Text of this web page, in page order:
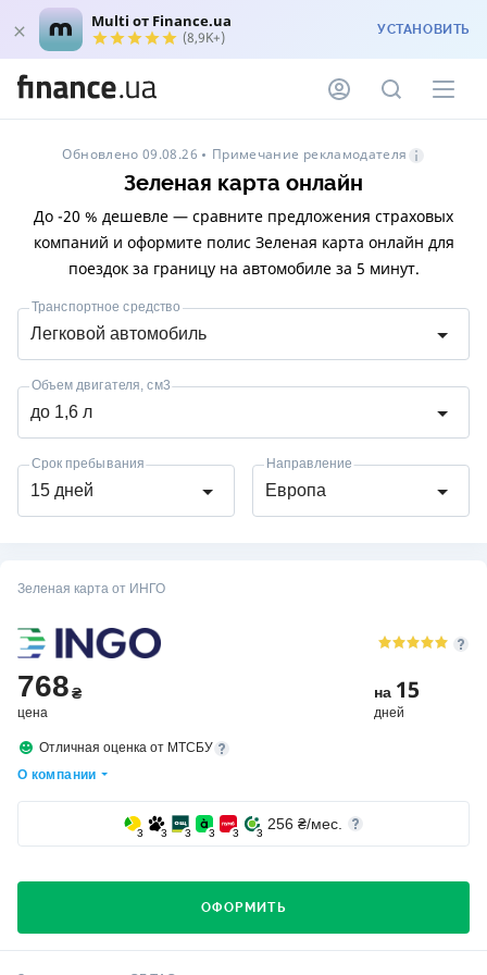
Multi от Finance.ua
(8,9K+) УСТАНОВИТЬ
Обновлено 09.08.26 Примечание рекламодателя
Зеленая карта онлайн
До -20 % дешевле — сравните предложения страховых
компаний и оформите полис Зеленая карта онлайн для
поездок за границу на автомобиле за 5 минут.
Легковой автомобиль
Транспортное средство
до 1,6 л
Объем двигателя, см3
15 дней
Срок пребывания
Европа
Направление
Зеленая карта от ИНГО
768₴
цена
на 15
дней
Отличная оценка от МТСБУ
О компании
3 3 3 3 3 3
256 ₴/мес.
ОФОРМИТЬ
Кто выбирает страховую компанию ИНГО?